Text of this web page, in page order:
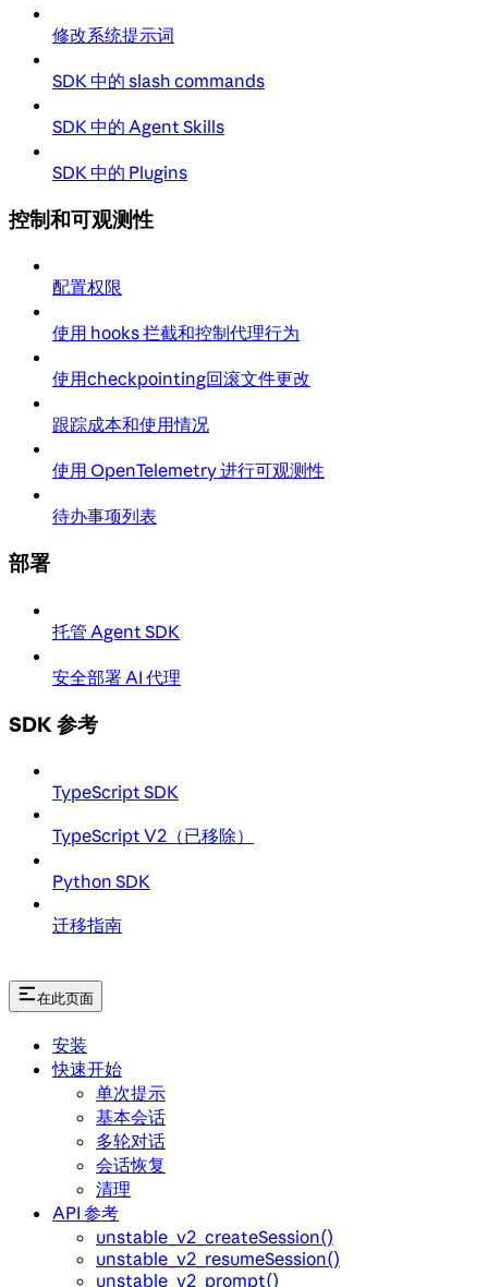
修改系统提示词
SDK 中的 slash commands
SDK 中的 Agent Skills
SDK 中的 Plugins
控制和可观测性
配置权限
使用 hooks 拦截和控制代理行为
使用checkpointing回滚文件更改
跟踪成本和使用情况
使用 OpenTelemetry 进行可观测性
待办事项列表
部署
托管 Agent SDK
安全部署 AI 代理
SDK 参考
TypeScript SDK
TypeScript V2（已移除）
Python SDK
迁移指南
在此页面
安装
快速开始
单次提示
基本会话
多轮对话
会话恢复
清理
API 参考
unstable_v2_createSession()
unstable_v2_resumeSession()
unstable_v2_prompt()